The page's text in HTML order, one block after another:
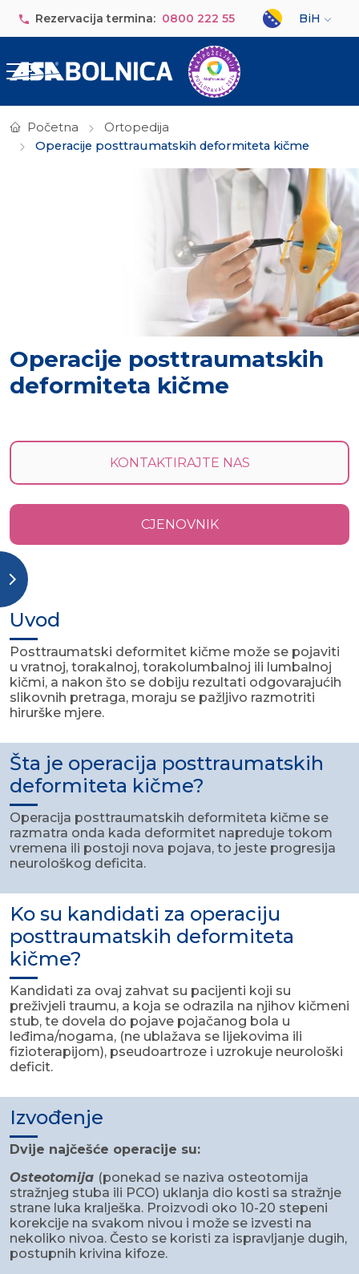
Rezervacija termina: 0800 222 55
Select your
BiH
Početna
Ortopedija
Operacije posttraumatskih deformiteta kičme
Operacije posttraumatskih
deformiteta kičme
KONTAKTIRAJTE NAS
CJENOVNIK
Uvod
Posttraumatski deformitet kičme može se pojaviti
u vratnoj, torakalnoj, torakolumbalnoj ili lumbalnoj
kičmi, a nakon što se dobiju rezultati odgovarajućih
slikovnih pretraga, moraju se pažljivo razmotriti
hirurške mjere.
Šta je operacija posttraumatskih
deformiteta kičme?
Operacija posttraumatskih deformiteta kičme se
razmatra onda kada deformitet napreduje tokom
vremena ili postoji nova pojava, to jeste progresija
neurološkog deficita.
Ko su kandidati za operaciju
posttraumatskih deformiteta
kičme?
Kandidati za ovaj zahvat su pacijenti koji su
preživjeli traumu, a koja se odrazila na njihov kičmeni
stub, te dovela do pojave pojačanog bola u
leđima/nogama, (ne ublažava se lijekovima ili
fizioterapijom), pseudoartroze i uzrokuje neurološki
deficit.
Izvođenje
Dvije najčešće operacije su:
Osteotomija (ponekad se naziva osteotomija
stražnjeg stuba ili PCO) uklanja dio kosti sa stražnje
strane luka kralješka. Proizvodi oko 10-20 stepeni
korekcije na svakom nivou i može se izvesti na
nekoliko nivoa. Često se koristi za ispravljanje dugih,
postupnih krivina kifoze.